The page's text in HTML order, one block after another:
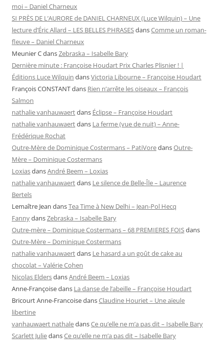
moi – Daniel Charneux
SI PRÈS DE L’AURORE de DANIEL CHARNEUX (Luce Wilquin) – Une
lecture d’Éric Allard – LES BELLES PHRASESdansComme un roman-
fleuve – Daniel Charneux
Meunier CdansZebraska – Isabelle Bary
Dernière minute : Françoise Houdart Prix Charles Plisnier ! |
Éditions Luce Wilquin dansVictoria Libourne – Françoise Houdart
François CONSTANTdans Rien n’arrête les oiseaux – François
Salmon
nathalie vanhauwaertdans Éclipse – Françoise Houdart
nathalie vanhauwaertdans La ferme (vue de nuit) – Anne-
Frédérique Rochat
Outre-Mère de Dominique Costermans – PatiVoredansOutre-
Mère – Dominique Costermans
LoxiasdansAndré Beem – Loxias
nathalie vanhauwaertdans Le silence de Belle-Île – Laurence
Bertels
Lemaître Jean dansTea Time à New Delhi – Jean-Pol Hecq
FannydansZebraska – Isabelle Bary
Outre-mère – Dominique Costermans – 68 PREMIERES FOISdans
Outre-Mère – Dominique Costermans
nathalie vanhauwaertdans Le hasard a un goût de cake au
chocolat – Valérie Cohen
Nicolas EldersdansAndré Beem – Loxias
Anne-Françoisedans La danse de l’abeille – Françoise Houdart
Bricourt Anne-FrancoisedansClaudine Houriet – Une aïeule
libertine
vanhauwaert nathaledansCe qu’elle ne m’a pas dit – Isabelle Bary
Scarlett JuliedansCe qu’elle ne m’a pas dit – Isabelle Bary